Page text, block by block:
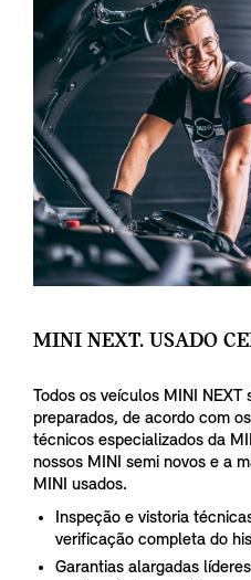
MINI NEXT. USADO
Todos os veículos MINI NEXT
preparados, de acordo com
técnicos especializados da
nossos MINI semi novos e a
MINI usados.
Inspeção e vistoria
verificação completa do
Garantias alargadas